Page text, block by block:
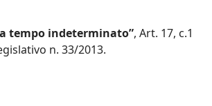
tempo indeterminato”, Art. 17, c.1
n. 33/2013.